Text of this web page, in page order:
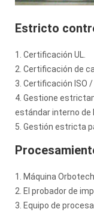
Estricto
1. Certificación UL.
2. Certificación de
3. Certificación ISO
4. Gestione
estándar interno de
5. Gestión estricta
1. Máquina
2. El probador de
3. Equipo de